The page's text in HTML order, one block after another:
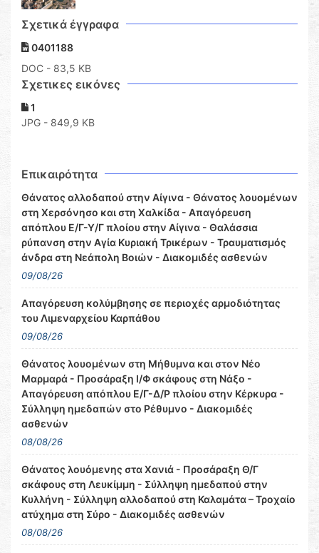
Σχετικά έγγραφα
0401188
DOC - 83,5 KB
Σχετικες εικόνες
1
JPG - 849,9 KB
Επικαιρότητα
Θάνατος αλλοδαπού στην Αίγινα - Θάνατος λουομένων
στη Χερσόνησο και στη Χαλκίδα - Απαγόρευση
απόπλου Ε/Γ-Υ/Γ πλοίου στην Αίγινα - Θαλάσσια
ρύπανση στην Αγία Κυριακή Τρικέρων - Τραυματισμός
άνδρα στη Νεάπολη Βοιών - Διακομιδές ασθενών
09/08/26
Απαγόρευση κολύμβησης σε περιοχές αρμοδιότητας
του Λιμεναρχείου Καρπάθου
09/08/26
Θάνατος λουομένων στη Μήθυμνα και στον Νέο
Μαρμαρά - Προσάραξη Ι/Φ σκάφους στη Νάξο -
Απαγόρευση απόπλου Ε/Γ-Δ/Ρ πλοίου στην Κέρκυρα -
Σύλληψη ημεδαπών στο Ρέθυμνο - Διακομιδές
ασθενών
08/08/26
Θάνατος λουόμενης στα Χανιά - Προσάραξη Θ/Γ
σκάφους στη Λευκίμμη - Σύλληψη ημεδαπού στην
Κυλλήνη - Σύλληψη αλλοδαπού στη Καλαμάτα – Τροχαίο
ατύχημα στη Σύρο - Διακομιδές ασθενών
08/08/26